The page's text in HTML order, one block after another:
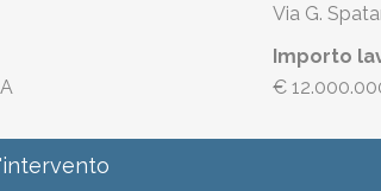
Via G.
Importo
€